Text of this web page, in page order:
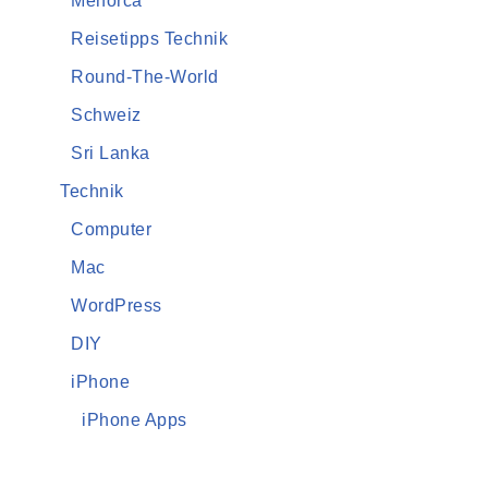
Reisetipps Technik
Round-The-World
Schweiz
Sri Lanka
Technik
Computer
Mac
WordPress
DIY
iPhone
iPhone Apps